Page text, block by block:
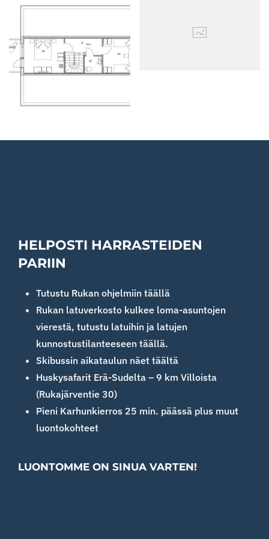
HELPOSTI HARRASTEIDEN
PARIIN
Tutustu Rukan ohjelmiin täällä
Rukan latuverkosto kulkee loma-asuntojen
vierestä, tutustu latuihin ja latujen
kunnostustilanteeseen täällä.
Skibussin aikataulun näet täältä
Huskysafarit Erä-Sudelta – 9 km Villoista
(Rukajärventie 30)
Pieni Karhunkierros 25 min. päässä plus muut
luontokohteet
LUONTOMME ON SINUA VARTEN!